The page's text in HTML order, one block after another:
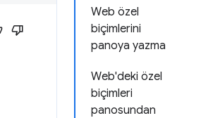
Web özel
biçimlerini
panoya yazma
Web'deki özel
biçimleri
panosundan